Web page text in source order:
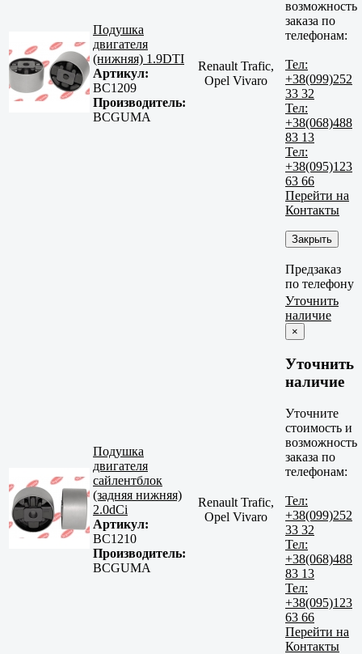
Подушка
двигателя
(нижняя) 1.9DTI
Артикул:
BC1209
Производитель:
BCGUMA
Renault Trafic,
Opel Vivaro
возможность
заказа по
телефонам:
Тел:
+38(099)252
33 32
Тел:
+38(068)488
83 13
Тел:
+38(095)123
63 66
Перейти на
Контакты
Закрыть
Предзаказ
по телефону
Подушка
двигателя
сайлентблок
(задняя нижняя)
2.0dCi
Артикул:
BC1210
Производитель:
BCGUMA
Renault Trafic,
Opel Vivaro
Уточнить
наличие
×
Уточнить
наличие
Уточните
стоимость и
возможность
заказа по
телефонам:
Тел:
+38(099)252
33 32
Тел:
+38(068)488
83 13
Тел:
+38(095)123
63 66
Перейти на
Контакты